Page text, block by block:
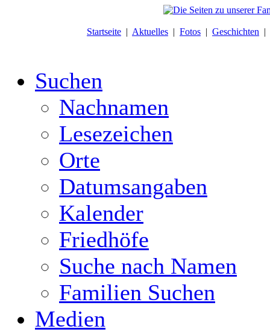
Startseite | Aktuelles | Fotos | Geschichten |
Suchen
Nachnamen
Lesezeichen
Orte
Datumsangaben
Kalender
Friedhöfe
Suche nach Namen
Familien Suchen
Medien